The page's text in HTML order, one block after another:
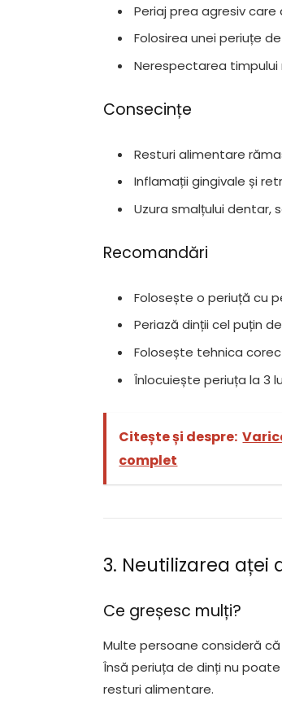
Periaj prea agresiv
Folosirea unei periuțe
Nerespectarea
Consecințe
Resturi alimentare
Inflamații gingivale și
Uzura smalțului dentar,
Recomandări
Folosește o periuță cu
Periază dinții cel puțin
Folosește tehnica
Înlocuiește periuța la 3
Citește și despre:
complet
3. Neutilizarea aței
Ce greșesc mulți?
Multe persoane consideră
Însă periuța de dinți nu
resturi alimentare.